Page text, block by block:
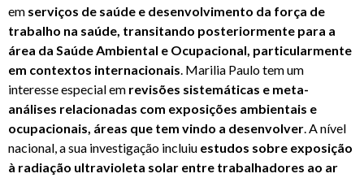
em serviços de saúde e desenvolvimento da força de
trabalho na saúde, transitando posteriormente para a
área da Saúde Ambiental e Ocupacional, particularmente
em contextos internacionais. Marilia Paulo tem um
interesse especial em revisões sistemáticas e meta-
análises relacionadas com exposições ambientais e
ocupacionais, áreas que tem vindo a desenvolver. A nível
nacional, a sua investigação incluiu estudos sobre exposição
à radiação ultravioleta solar entre trabalhadores ao ar